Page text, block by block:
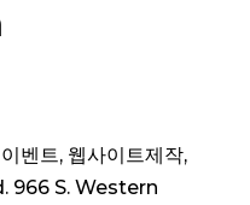
벤트, 웹사이트제작,
966 S. Western